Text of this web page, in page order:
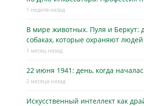
1 неделя назад
В мире животных. Пуля и Беркут:
собаках, которые охраняют
1 месяц назад
22 июня 1941: день, когда
2 месяца назад
Искусственный интеллект как